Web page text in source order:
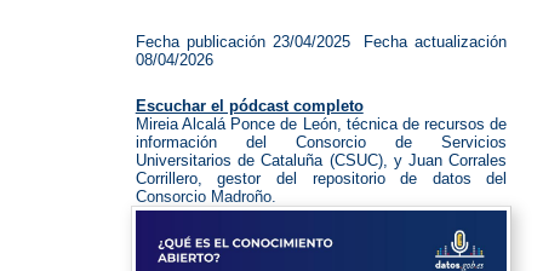
Fecha publicación 23/04/2025
Fecha actualización
08/04/2026
Escuchar el pódcast completo
Mireia Alcalá Ponce de León, técnica de recursos de
información del Consorcio de Servicios
Universitarios de Cataluña (CSUC), y Juan Corrales
Corrillero, gestor del repositorio de datos del
Consorcio Madroño.